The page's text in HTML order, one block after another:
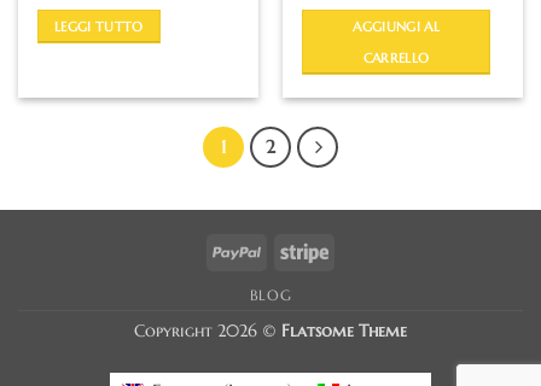
LEGGI TUTTO
AGGIUNGI AL
CARRELLO
1 2
PayPal Stripe
BLOG
Copyright 2026 © Flatsome Theme